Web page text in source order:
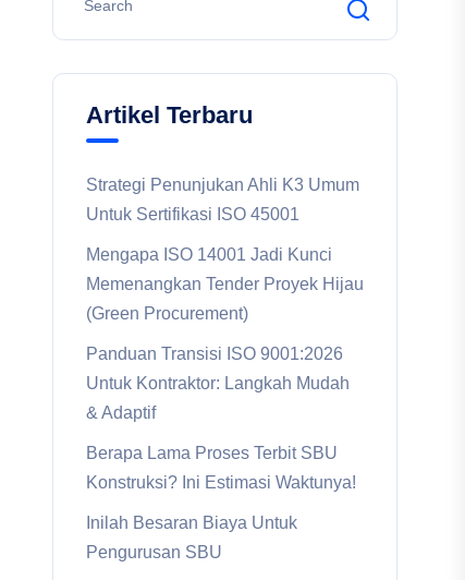
Artikel Terbaru
Strategi Penunjukan Ahli K3 Umum
Untuk Sertifikasi ISO 45001
Mengapa ISO 14001 Jadi Kunci
Memenangkan Tender Proyek Hijau
(Green Procurement)
Panduan Transisi ISO 9001:2026
Untuk Kontraktor: Langkah Mudah
& Adaptif
Berapa Lama Proses Terbit SBU
Konstruksi? Ini Estimasi Waktunya!
Inilah Besaran Biaya Untuk
Pengurusan SBU